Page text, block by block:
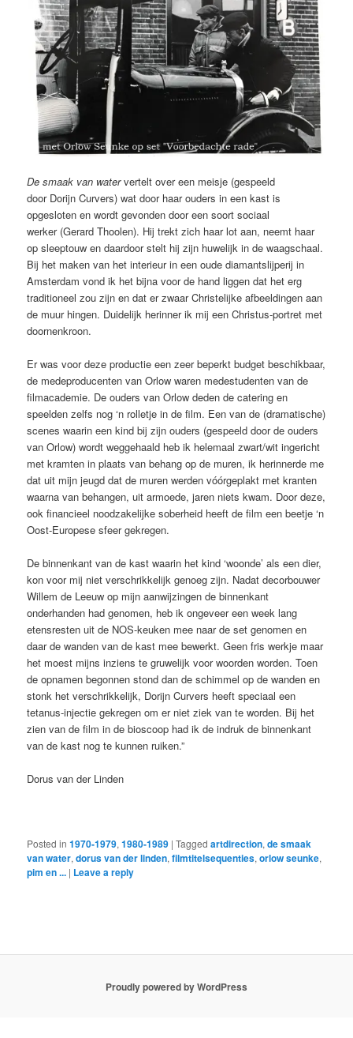
De smaak van watervertelt over een meisje (gespeeld
door Dorijn Curvers) wat door haar ouders in een kast is
opgesloten en wordt gevonden door een soort sociaal
werker (Gerard Thoolen). Hij trekt zich haar lot aan, neemt haar
op sleeptouw en daardoor stelt hij zijn huwelijk in de waagschaal.
Bij het maken van het interieur in een oude diamantslijperij in
Amsterdam vond ik het bijna voor de hand liggen dat het erg
traditioneel zou zijn en dat er zwaar Christelijke afbeeldingen aan
de muur hingen. Duidelijk herinner ik mij een Christus-portret met
doornenkroon.
Er was voor deze productie een zeer beperkt budget beschikbaar,
de medeproducenten van Orlow waren medestudenten van de
filmacademie. De ouders van Orlow deden de catering en
speelden zelfs nog ‘n rolletje in de film. Een van de (dramatische)
scenes waarin een kind bij zijn ouders (gespeeld door de ouders
van Orlow) wordt weggehaald heb ik helemaal zwart/wit ingericht
met kramten in plaats van behang op de muren, ik herinnerde me
dat uit mijn jeugd dat de muren werden vóórgeplakt met kranten
waarna van behangen, uit armoede, jaren niets kwam. Door deze,
ook financieel noodzakelijke soberheid heeft de film een beetje ‘n
Oost-Europese sfeer gekregen.
De binnenkant van de kast waarin het kind ‘woonde’ als een dier,
kon voor mij niet verschrikkelijk genoeg zijn. Nadat decorbouwer
Willem de Leeuw op mijn aanwijzingen de binnenkant
onderhanden had genomen, heb ik ongeveer een week lang
etensresten uit de NOS-keuken mee naar de set genomen en
daar de wanden van de kast mee bewerkt. Geen fris werkje maar
het moest mijns inziens te gruwelijk voor woorden worden. Toen
de opnamen begonnen stond dan de schimmel op de wanden en
stonk het verschrikkelijk, Dorijn Curvers heeft speciaal een
tetanus-injectie gekregen om er niet ziek van te worden. Bij het
zien van de film in de bioscoop had ik de indruk de binnenkant
van de kast nog te kunnen ruiken.”
Dorus van der Linden
Posted in 1970-1979,1980-1989 |Tagged artdirection,de smaak
van water,dorus van der linden,filmtitelsequenties,orlow seunke,
pim en ... | Leave a reply
Proudly powered by WordPress